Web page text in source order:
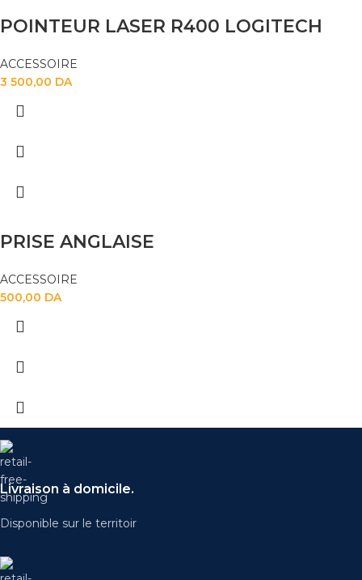
POINTEUR LASER R400 LOGITECH
ACCESSOIRE
3 500,00 DA
PRISE ANGLAISE
ACCESSOIRE
500,00 DA
Livraison à domicile.
Disponible sur le territoir